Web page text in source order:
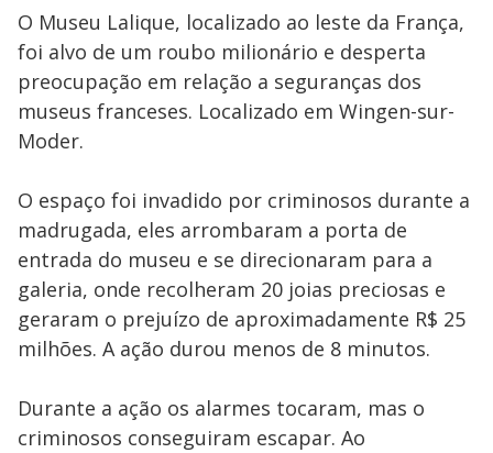
O Museu Lalique, localizado ao leste da França,
foi alvo de um roubo milionário e desperta
preocupação em relação a seguranças dos
museus franceses. Localizado em Wingen-sur-
Moder.
O espaço foi invadido por criminosos durante a
madrugada, eles arrombaram a porta de
entrada do museu e se direcionaram para a
galeria, onde recolheram 20 joias preciosas e
geraram o prejuízo de aproximadamente R$ 25
milhões. A ação durou menos de 8 minutos.
Durante a ação os alarmes tocaram, mas o
criminosos conseguiram escapar. Ao